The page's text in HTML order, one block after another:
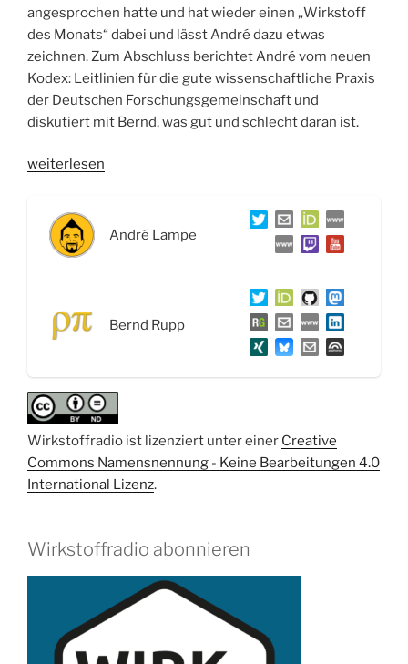
angesprochen hatte und hat wieder einen „Wirkstoff
des Monats“ dabei und lässt André dazu etwas
zeichnen. Zum Abschluss berichtet André vom neuen
Kodex: Leitlinien für die gute wissenschaftliche Praxis
der Deutschen Forschungsgemeinschaft und
diskutiert mit Bernd, was gut und schlecht daran ist.
„WSR022
und
Leitlinien
guter
wissenschaftlicher
der
DFG“
weiterlesen
André Lampe
Bernd Rupp
Wirkstoffradio ist lizenziert unter einer Creative
Commons Namensnennung - Keine Bearbeitungen 4.0
International Lizenz.
Wirkstoffradio abonnieren